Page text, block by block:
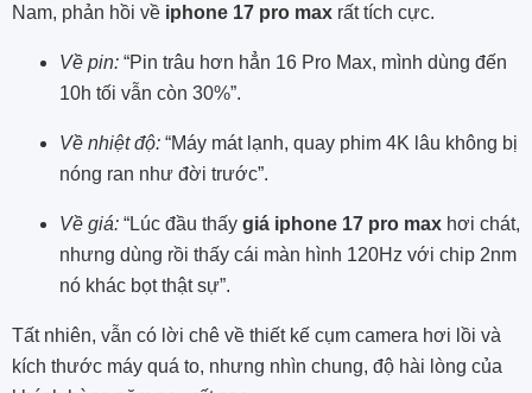
Nam, phản hồi về iphone 17 pro max rất tích cực.
Về pin: “Pin trâu hơn hẳn 16 Pro Max, mình dùng đến
10h tối vẫn còn 30%”.
Về nhiệt độ: “Máy mát lạnh, quay phim 4K lâu không bị
nóng ran như đời trước”.
Về giá: “Lúc đầu thấy giá iphone 17 pro max hơi chát,
nhưng dùng rồi thấy cái màn hình 120Hz với chip 2nm
nó khác bọt thật sự”.
Tất nhiên, vẫn có lời chê về thiết kế cụm camera hơi lồi và
kích thước máy quá to, nhưng nhìn chung, độ hài lòng của